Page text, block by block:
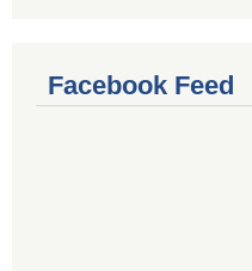
Facebook Feed